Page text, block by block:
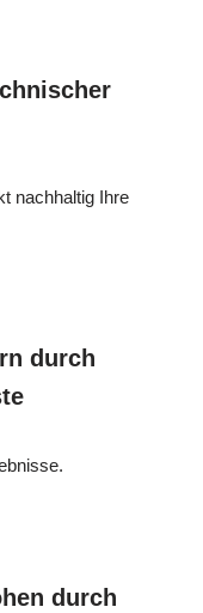
nachhaltig Ihre
durch
durch